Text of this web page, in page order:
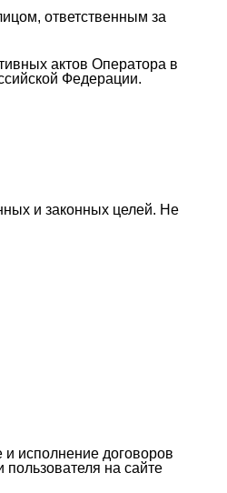
ответственным за
актов Оператора в
Федерации.
и законных целей. Не
исполнение договоров
на сайте